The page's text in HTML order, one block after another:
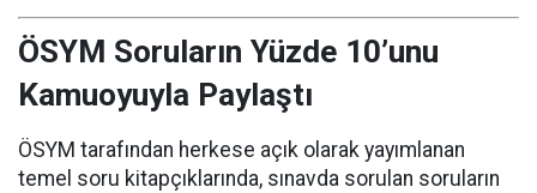
ÖSYM Soruların Yüzde 10’unu
Kamuoyuyla Paylaştı
ÖSYM tarafından herkese açık olarak yayımlanan
temel soru kitapçıklarında, sınavda sorulan soruların